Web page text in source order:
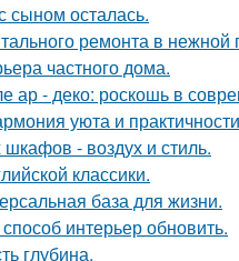
сыном осталась.
ремонта в нежной
частного дома.
ар - деко: роскошь в
уюта и
- воздух и стиль.
классики.
база для жизни.
интерьер обновить.
глубина.